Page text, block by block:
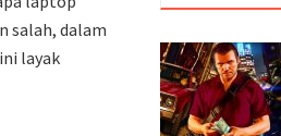
salah, dalam
layak